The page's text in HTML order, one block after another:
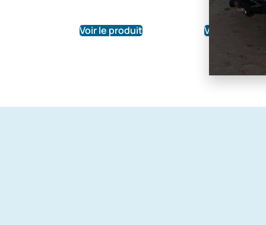
Voir le produit
4,18€
Voir le produit